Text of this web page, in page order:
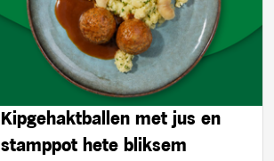
Kipgehaktballen met jus en
stamppot hete bliksem